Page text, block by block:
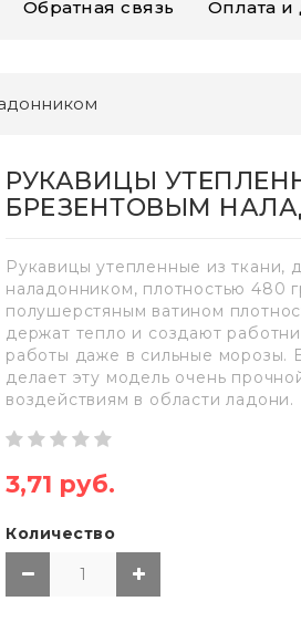
Обратная связь Оплата и
РУКАВИЦЫ
БРЕЗЕНТОВЫМ
Рукавицы утепленные из ткани,
наладонником, плотностью 480
полушерстяным ватином
держат тепло и создают
работы даже в сильные морозы.
делает эту модель очень
воздействиям в области ладони.
3,71 руб.
Количество